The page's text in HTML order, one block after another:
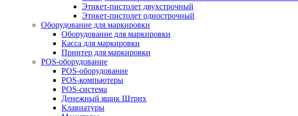
Этикет-пистолет двухстрочный
Этикет-пистолет однострочный
Оборудование для маркировки
Оборудование для маркировки
Касса для маркировки
Принтер для маркировки
POS-оборудование
POS-оборудование
POS-компьютеры
POS-система
Денежный ящик Штрих
Клавиатуры